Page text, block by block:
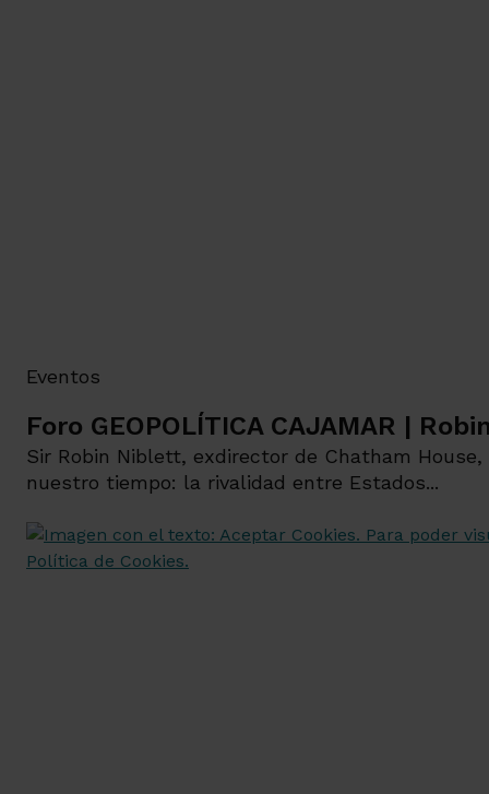
Eventos
Foro GEOPOLÍTICA CAJAMAR |
Sir Robin Niblett, exdirector de Chatham
nuestro tiempo: la rivalidad entre Estados...